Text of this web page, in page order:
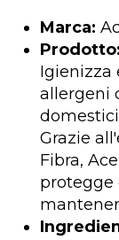
Marca:
Prodotto:
Igienizza
allergeni
Grazie
Fibra,
protegge